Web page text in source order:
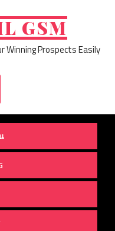
GSM
Winning Prospects Easily